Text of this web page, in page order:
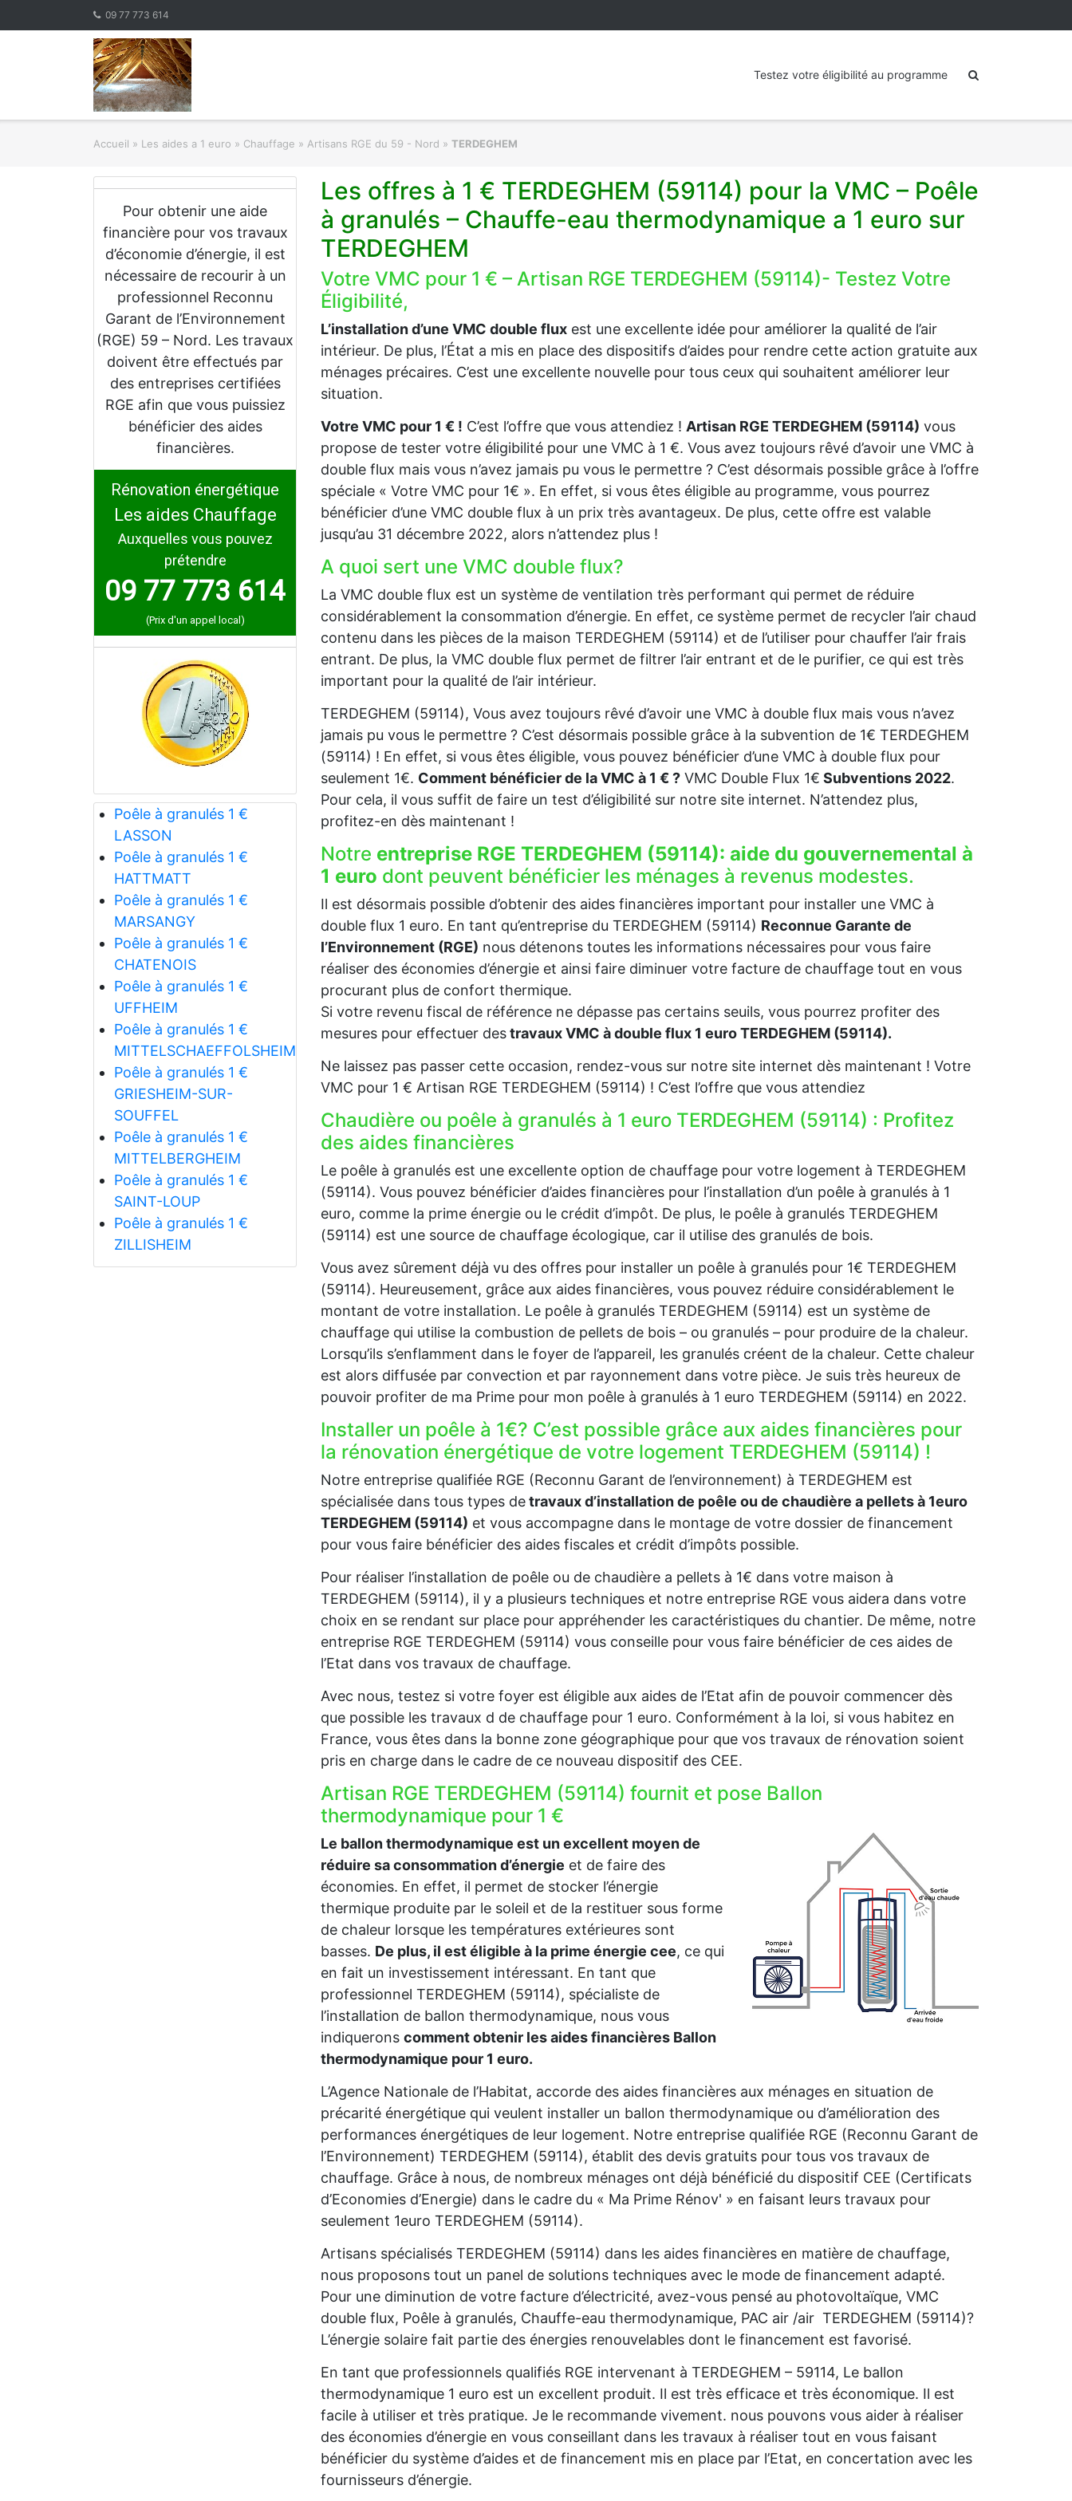
09 77 773 614
Testez votre éligibilité au programme
Accueil » Les aides a 1 euro » Chauffage » Artisans RGE du 59 - Nord » TERDEGHEM
Pour obtenir une aide
financière pour vos travaux
d’économie d’énergie, il est
nécessaire de recourir à un
professionnel Reconnu
Garant de l’Environnement
(RGE) 59 – Nord. Les travaux
doivent être effectués par
des entreprises certifiées
RGE afin que vous puissiez
bénéficier des aides
financières.
Rénovation énergétique
Les aides Chauffage
Auxquelles vous pouvez
prétendre
09 77 773 614
(Prix d'un appel local)
Poêle à granulés 1 €
LASSON
Poêle à granulés 1 €
HATTMATT
Poêle à granulés 1 €
MARSANGY
Poêle à granulés 1 €
CHATENOIS
Poêle à granulés 1 €
UFFHEIM
Poêle à granulés 1 €
MITTELSCHAEFFOLSHEIM
Poêle à granulés 1 €
GRIESHEIM-SUR-
SOUFFEL
Poêle à granulés 1 €
MITTELBERGHEIM
Poêle à granulés 1 €
SAINT-LOUP
Poêle à granulés 1 €
ZILLISHEIM
Les offres à 1 € TERDEGHEM (59114) pour la VMC – Poêle
à granulés – Chauffe-eau thermodynamique a 1 euro sur
TERDEGHEM
Votre VMC pour 1 € – Artisan RGE TERDEGHEM (59114)- Testez Votre
Éligibilité,
L’installation d’une VMC double flux est une excellente idée pour améliorer la qualité de l’air
intérieur. De plus, l’État a mis en place des dispositifs d’aides pour rendre cette action gratuite aux
ménages précaires. C’est une excellente nouvelle pour tous ceux qui souhaitent améliorer leur
situation.
Votre VMC pour 1 € ! C’est l’offre que vous attendiez ! Artisan RGE TERDEGHEM (59114) vous
propose de tester votre éligibilité pour une VMC à 1 €. Vous avez toujours rêvé d’avoir une VMC à
double flux mais vous n’avez jamais pu vous le permettre ? C’est désormais possible grâce à l’offre
spéciale « Votre VMC pour 1€ ». En effet, si vous êtes éligible au programme, vous pourrez
bénéficier d’une VMC double flux à un prix très avantageux. De plus, cette offre est valable
jusqu’au 31 décembre 2022, alors n’attendez plus !
A quoi sert une VMC double flux?
La VMC double flux est un système de ventilation très performant qui permet de réduire
considérablement la consommation d’énergie. En effet, ce système permet de recycler l’air chaud
contenu dans les pièces de la maison TERDEGHEM (59114) et de l’utiliser pour chauffer l’air frais
entrant. De plus, la VMC double flux permet de filtrer l’air entrant et de le purifier, ce qui est très
important pour la qualité de l’air intérieur.
TERDEGHEM (59114), Vous avez toujours rêvé d’avoir une VMC à double flux mais vous n’avez
jamais pu vous le permettre ? C’est désormais possible grâce à la subvention de 1€ TERDEGHEM
(59114) ! En effet, si vous êtes éligible, vous pouvez bénéficier d’une VMC à double flux pour
seulement 1€. Comment bénéficier de la VMC à 1 € ? VMC Double Flux 1€ Subventions 2022.
Pour cela, il vous suffit de faire un test d’éligibilité sur notre site internet. N’attendez plus,
profitez-en dès maintenant !
Notre entreprise RGE TERDEGHEM (59114): aide du gouvernemental à
1 euro dont peuvent bénéficier les ménages à revenus modestes.
Il est désormais possible d’obtenir des aides financières important pour installer une VMC à
double flux 1 euro. En tant qu’entreprise du TERDEGHEM (59114) Reconnue Garante de
l’Environnement (RGE) nous détenons toutes les informations nécessaires pour vous faire
réaliser des économies d’énergie et ainsi faire diminuer votre facture de chauffage tout en vous
procurant plus de confort thermique.
Si votre revenu fiscal de référence ne dépasse pas certains seuils, vous pourrez profiter des
mesures pour effectuer destravaux VMC à double flux 1 euro TERDEGHEM (59114).
Ne laissez pas passer cette occasion, rendez-vous sur notre site internet dès maintenant ! Votre
VMC pour 1 € Artisan RGE TERDEGHEM (59114) ! C’est l’offre que vous attendiez
Chaudière ou poêle à granulés à 1 euro TERDEGHEM (59114) : Profitez
des aides financières
Le poêle à granulés est une excellente option de chauffage pour votre logement à TERDEGHEM
(59114). Vous pouvez bénéficier d’aides financières pour l’installation d’un poêle à granulés à 1
euro, comme la prime énergie ou le crédit d’impôt. De plus, le poêle à granulés TERDEGHEM
(59114) est une source de chauffage écologique, car il utilise des granulés de bois.
Vous avez sûrement déjà vu des offres pour installer un poêle à granulés pour 1€ TERDEGHEM
(59114). Heureusement, grâce aux aides financières, vous pouvez réduire considérablement le
montant de votre installation. Le poêle à granulés TERDEGHEM (59114) est un système de
chauffage qui utilise la combustion de pellets de bois – ou granulés – pour produire de la chaleur.
Lorsqu’ils s’enflamment dans le foyer de l’appareil, les granulés créent de la chaleur. Cette chaleur
est alors diffusée par convection et par rayonnement dans votre pièce. Je suis très heureux de
pouvoir profiter de ma Prime pour mon poêle à granulés à 1 euro TERDEGHEM (59114) en 2022.
Installer un poêle à 1€? C’est possible grâce aux aides financières pour
la rénovation énergétique de votre logement TERDEGHEM (59114) !
Notre entreprise qualifiée RGE (Reconnu Garant de l’environnement) à TERDEGHEM est
spécialisée dans tous types detravaux d’installation de poêle ou de chaudière a pellets à 1euro
TERDEGHEM (59114) et vous accompagne dans le montage de votre dossier de financement
pour vous faire bénéficier des aides fiscales et crédit d’impôts possible.
Pour réaliser l’installation de poêle ou de chaudière a pellets à 1€ dans votre maison à
TERDEGHEM (59114), il y a plusieurs techniques et notre entreprise RGE vous aidera dans votre
choix en se rendant sur place pour appréhender les caractéristiques du chantier. De même, notre
entreprise RGE TERDEGHEM (59114) vous conseille pour vous faire bénéficier de ces aides de
l’Etat dans vos travaux de chauffage.
Avec nous, testez si votre foyer est éligible aux aides de l’Etat afin de pouvoir commencer dès
que possible les travaux d de chauffage pour 1 euro. Conformément à la loi, si vous habitez en
France, vous êtes dans la bonne zone géographique pour que vos travaux de rénovation soient
pris en charge dans le cadre de ce nouveau dispositif des CEE.
Artisan RGE TERDEGHEM (59114) fournit et pose Ballon
thermodynamique pour 1 €
Le ballon thermodynamique est un excellent moyen de
réduire sa consommation d’énergie et de faire des
économies. En effet, il permet de stocker l’énergie
thermique produite par le soleil et de la restituer sous forme
de chaleur lorsque les températures extérieures sont
basses. De plus, il est éligible à la prime énergie cee, ce qui
en fait un investissement intéressant. En tant que
professionnel TERDEGHEM (59114), spécialiste de
l’installation de ballon thermodynamique, nous vous
indiquerons comment obtenir les aides financières Ballon
thermodynamique pour 1 euro.
L’Agence Nationale de l’Habitat, accorde des aides financières aux ménages en situation de
précarité énergétique qui veulent installer un ballon thermodynamique ou d’amélioration des
performances énergétiques de leur logement. Notre entreprise qualifiée RGE (Reconnu Garant de
l’Environnement) TERDEGHEM (59114), établit des devis gratuits pour tous vos travaux de
chauffage. Grâce à nous, de nombreux ménages ont déjà bénéficié du dispositif CEE (Certificats
d’Economies d’Energie) dans le cadre du « Ma Prime Rénov' » en faisant leurs travaux pour
seulement 1euro TERDEGHEM (59114).
Artisans spécialisés TERDEGHEM (59114) dans les aides financières en matière de chauffage,
nous proposons tout un panel de solutions techniques avec le mode de financement adapté.
Pour une diminution de votre facture d’électricité, avez-vous pensé au photovoltaïque, VMC
double flux, Poêle à granulés, Chauffe-eau thermodynamique, PAC air /air TERDEGHEM (59114)?
L’énergie solaire fait partie des énergies renouvelables dont le financement est favorisé.
En tant que professionnels qualifiés RGE intervenant à TERDEGHEM – 59114, Le ballon
thermodynamique 1 euro est un excellent produit. Il est très efficace et très économique. Il est
facile à utiliser et très pratique. Je le recommande vivement. nous pouvons vous aider à réaliser
des économies d’énergie en vous conseillant dans les travaux à réaliser tout en vous faisant
bénéficier du système d’aides et de financement mis en place par l’Etat, en concertation avec les
fournisseurs d’énergie.